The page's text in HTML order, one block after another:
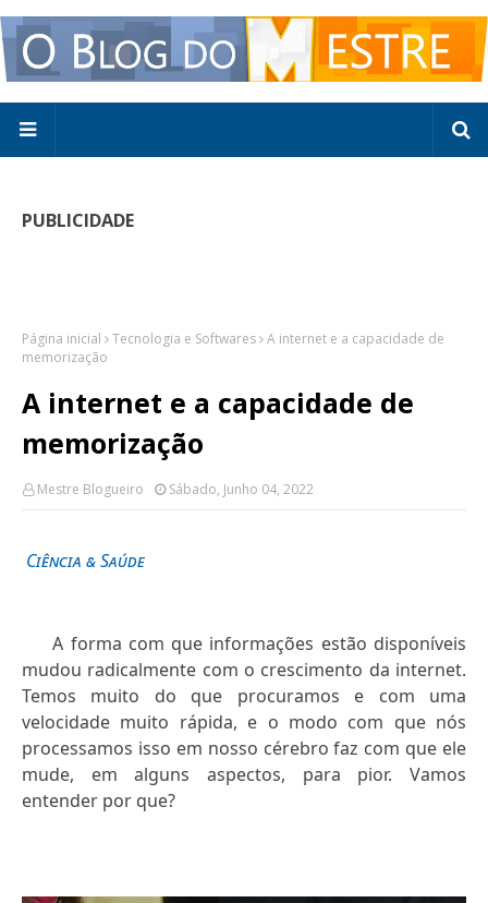
PUBLICIDADE
Página inicial Tecnologia e Softwares A internet e a capacidade de
memorização
A internet e a capacidade de
memorização
Mestre Blogueiro Sábado, Junho 04, 2022
Ciência & Saúde
A forma com que informações estão disponíveis
mudou radicalmente com o crescimento da internet.
Temos muito do que procuramos e com uma
velocidade muito rápida, e o modo com que nós
processamos isso em nosso cérebro faz com que ele
mude, em alguns aspectos, para pior. Vamos
entender por que?